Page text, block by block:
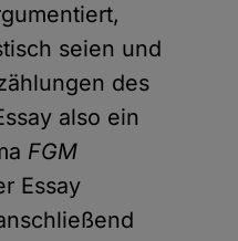
seien und
des
also ein
FGM
Essay